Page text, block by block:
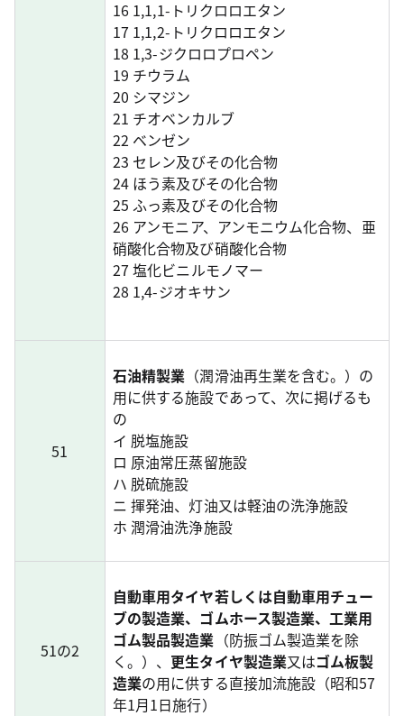
16 1,1,1-トリクロロエタン
17 1,1,2-トリクロロエタン
18 1,3-ジクロロプロペン
19 チウラム
20 シマジン
21 チオベンカルブ
22 ベンゼン
23 セレン及びその化合物
24 ほう素及びその化合物
25 ふっ素及びその化合物
26 アンモニア、アンモニウム化合物、亜
硝酸化合物及び硝酸化合物
27 塩化ビニルモノマー
28 1,4-ジオキサン
51
石油精製業 （潤滑油再生業を含む。）の
用に供する施設であって、次に掲げるも
の
イ 脱塩施設
ロ 原油常圧蒸留施設
ハ 脱硫施設
ニ 揮発油、灯油又は軽油の洗浄施設
ホ 潤滑油洗浄施設
51の2
自動車用タイヤ若しくは自動車用チュー
ブの製造業、ゴムホース製造業、工業用
ゴム製品製造業 （防振ゴム製造業を除
く。）、 更生タイヤ製造業又はゴム板製
造業の用に供する直接加流施設（昭和57
年1月1日施行）